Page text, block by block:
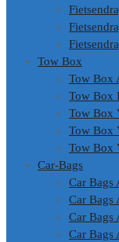
Tow Box
Tow Box
Tow Box
Tow Box
Tow Box
Tow Box
Car-Bags
Car Bags
Car Bags
Car Bags
Car Bags